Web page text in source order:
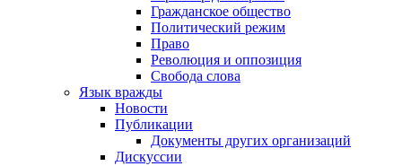
Гражданское общество
Политический режим
Право
Революция и оппозиция
Свобода слова
Язык вражды
Новости
Публикации
Документы других организаций
Дискуссии